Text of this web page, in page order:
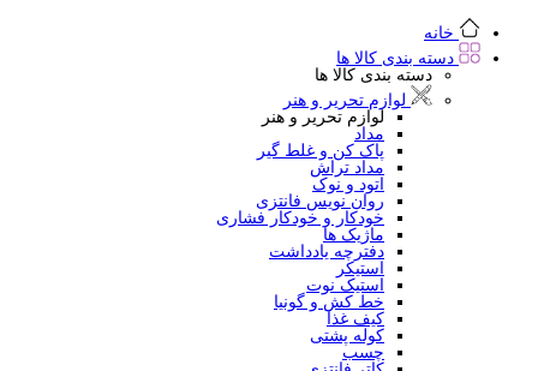
خانه
دسته بندی کالا ها
دسته بندی کالا ها
لوازم تحریر و هنر
لوازم تحریر و هنر
مداد
پاک کن و غلط گیر
مداد تراش
اتود و نوک
روان نویس فانتزی
خودکار و خودکار فشاری
ماژیک ها
دفترچه یادداشت
استیکر
استیک نوت
خط کش و گونیا
کیف غذا
کوله پشتی
چسب